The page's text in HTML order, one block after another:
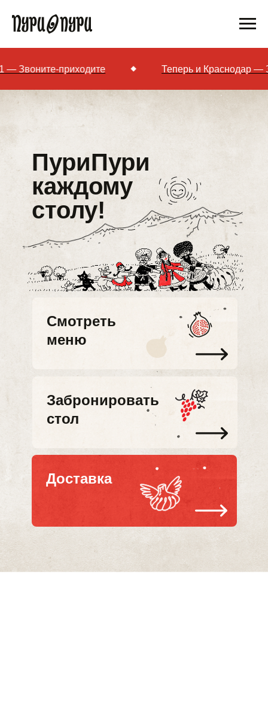
приходите Теперь и Краснодар —
ПуриПури
каждому
столу!
Cмотреть
меню
Забронировать
стол
Доставка